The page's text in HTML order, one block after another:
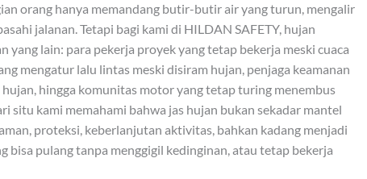
orang hanya memandang butir-butir air yang turun, mengalir
jalanan. Tetapi bagi kami di HILDAN SAFETY, hujan
yang lain: para pekerja proyek yang tetap bekerja meski cuaca
mengatur lalu lintas meski disiram hujan, penjaga keamanan
hingga komunitas motor yang tetap turing menembus
situ kami memahami bahwa jas hujan bukan sekadar mantel
proteksi, keberlanjutan aktivitas, bahkan kadang menjadi
bisa pulang tanpa menggigil kedinginan, atau tetap bekerja